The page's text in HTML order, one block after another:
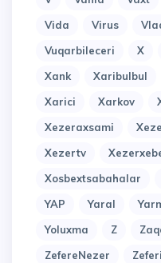
Vida
Virus
Vuqarbileceri
X
Xank
Xaribulbul
Xarici
Xarkov
Xezeraxsami
Xezertv
Xosbextsabahalar
YAP
Yaral
Yoluxma
Z
ZefereNezer